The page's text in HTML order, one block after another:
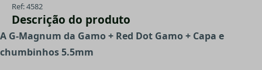
Ref: 4582
Descrição do produto
A G-Magnum da Gamo + Red Dot Gamo + Capa e
chumbinhos 5.5mm